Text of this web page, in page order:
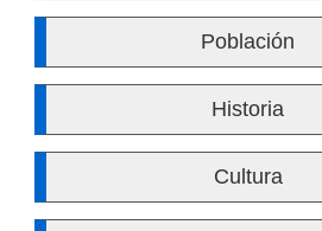
Población
Historia
Cultura